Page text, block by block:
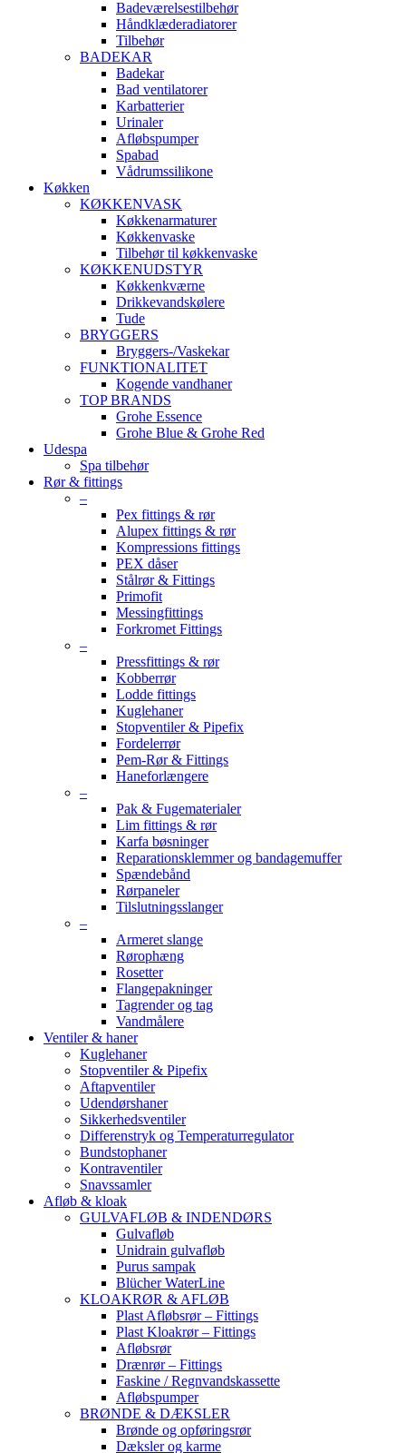
Badeværelsestilbehør
Håndklæderadiatorer
Tilbehør
BADEKAR
Badekar
Bad ventilatorer
Karbatterier
Urinaler
Afløbspumper
Spabad
Vådrumssilikone
Køkken
KØKKENVASK
Køkkenarmaturer
Køkkenvaske
Tilbehør til køkkenvaske
KØKKENUDSTYR
Køkkenkværne
Drikkevandskølere
Tude
BRYGGERS
Bryggers-/Vaskekar
FUNKTIONALITET
Kogende vandhaner
TOP BRANDS
Grohe Essence
Grohe Blue & Grohe Red
Udespa
Spa tilbehør
Rør & fittings
–
Pex fittings & rør
Alupex fittings & rør
Kompressions fittings
PEX dåser
Stålrør & Fittings
Primofit
Messingfittings
Forkromet Fittings
–
Pressfittings & rør
Kobberrør
Lodde fittings
Kuglehaner
Stopventiler & Pipefix
Fordelerrør
Pem-Rør & Fittings
Haneforlængere
–
Pak & Fugematerialer
Lim fittings & rør
Karfa bøsninger
Reparationsklemmer og bandagemuffer
Spændebånd
Rørpaneler
Tilslutningsslanger
–
Armeret slange
Rørophæng
Rosetter
Flangepakninger
Tagrender og tag
Vandmålere
Ventiler & haner
Kuglehaner
Stopventiler & Pipefix
Aftapventiler
Udendørshaner
Sikkerhedsventiler
Differenstryk og Temperaturregulator
Bundstophaner
Kontraventiler
Snavssamler
Afløb & kloak
GULVAFLØB & INDENDØRS
Gulvafløb
Unidrain gulvafløb
Purus sampak
Blücher WaterLine
KLOAKRØR & AFLØB
Plast Afløbsrør – Fittings
Plast Kloakrør – Fittings
Afløbsrør
Drænrør – Fittings
Faskine / Regnvandskassette
Afløbspumper
BRØNDE & DÆKSLER
Brønde og opføringsrør
Dæksler og karme